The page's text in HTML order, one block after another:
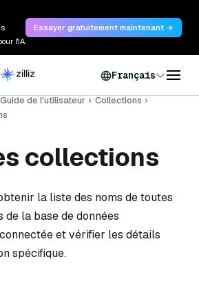
l'IA.
Essayer gratuitement maintenant →
Français
Guide de l'utilisateur
Collections
collections
la liste des noms de toutes
la base de données
et vérifier les détails
spécifique.